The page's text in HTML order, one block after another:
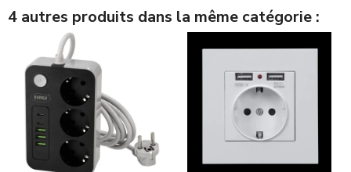
4 autres produits dans la même catégorie :